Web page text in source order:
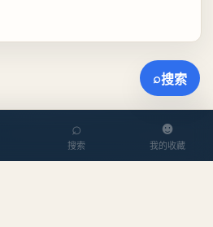
⌕
搜索
☻
我的收藏
⌕搜索